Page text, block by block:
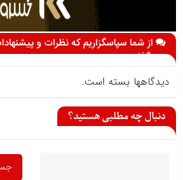
از شما سپاسگزاریم که نظرات و
می گذارید
دیدگاهها بسته است.
دنبال چه مطلبی هستید؟